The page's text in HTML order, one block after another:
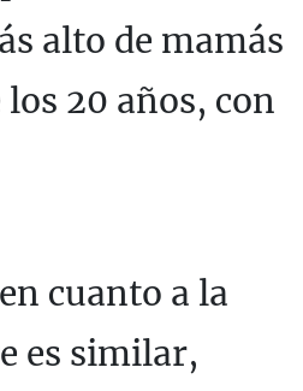
alto de mamás
20 años, con
cuanto a la
es similar,